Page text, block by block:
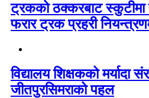
ट्रकको ठक्करबाट स्कुटीमा
फरार ट्रक प्रहरी
विद्यालय शिक्षकको मर्यादा
जीतपुरसिमराको पहल